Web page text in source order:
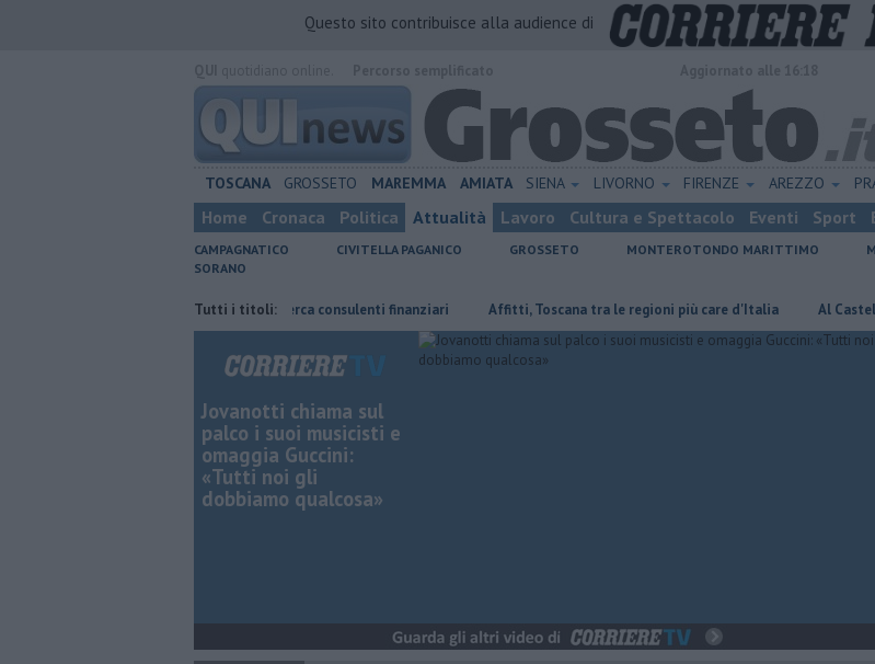
Questo sito contribuisce alla audience di
TOSCANA GROSSETO MAREMMA AMIATA SIENA LIVORNO FIRENZE AREZZO
Home Cronaca Politica Attualità Lavoro Cultura e Spettacolo Eventi Sport
CAMPAGNATICO CIVITELLA PAGANICO GROSSETO MONTEROTONDO MARITTIMO
SORANO
Tutti i titoli:
Poste Italiane cerca consulenti finanziari Affitti, Toscana tra le regioni più care d'Italia Al Castello Bonaria
Jovanotti chiama sul
palco i suoi musicisti e
omaggia Guccini:
«Tutti noi gli
dobbiamo qualcosa»